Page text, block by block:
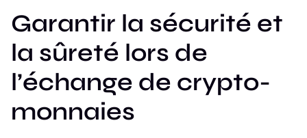
Garantir la sécurité et
la sûreté lors de
l’échange de crypto-
monnaies